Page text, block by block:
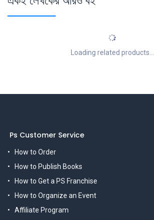
Loading related products...
Ps Customer Service
How to Order
How to Publish Books
How to Get a PS Franchise
How to Organize an Event
Affiliate Program